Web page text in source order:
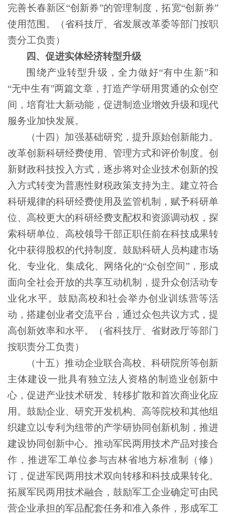
完善长春新区“创新券”的管理制度，拓宽“创新券”
使用范围。（省科技厅、省发展改革委等部门按职
责分工负责）
四、促进实体经济转型升级
围绕产业转型升级，全力做好“有中生新”和
“无中生有”两篇文章，打造产学研用贯通的众创空
间，培育壮大新动能，促进制造业增效升级和现代
服务业加快发展。
（十四）加强基础研究，提升原始创新能力。
改革创新科研经费使用、管理方式和评价制度。创
新财政科技投入方式，逐步将对企业技术创新的投
入方式转变为普惠性财税政策支持为主。建立符合
科研规律的科研经费使用及监管机制，赋予科研单
位、高校更大的科研经费支配权和资源调动权，探
索科研单位、高校领导干部正职任前在科技成果转
化中获得股权的代持制度。鼓励科研人员构建市场
化、专业化、集成化、网络化的“众创空间”，形成
面向全社会开放的共享互动机制，提升众创活动专
业化水平。鼓励高校和社会举办创业训练营等活
动，搭建创业者交流平台，通过众包共议方式，提
高创新效率和水平。（省科技厅、省财政厅等部门
按职责分工负责）
（十五）推动企业联合高校、科研院所等创新
主体建设一批具有独立法人资格的制造业创新中
心，促进产业技术研发、转移扩散和首次商业化应
用。鼓励企业、研究开发机构、高等院校和其他组
织建立以专利为纽带的产学研协同创新机制，推进
建设协同创新中心。推动军民两用技术产品对接合
作，推进军工单位参与吉林省地方标准制（修）
订，促进军民两用技术双向转移和科技成果转化。
拓展军民两用技术融合，鼓励军工企业确定可由民
营企业承担的军品配套任务和准入条件，形成军工